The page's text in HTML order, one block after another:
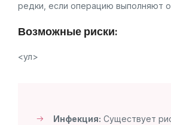
редки, если операцию выполняют
Возможные риски:
<ул>
Инфекция: Существует